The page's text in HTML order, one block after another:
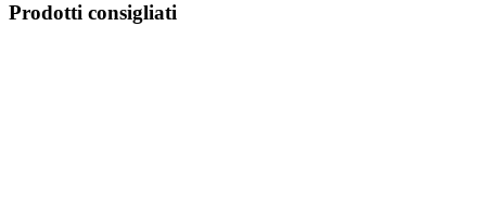
Prodotti consigliati